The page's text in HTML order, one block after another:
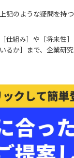
記のような疑問を持
仕組み］や［将来性
るか］まで、企業研